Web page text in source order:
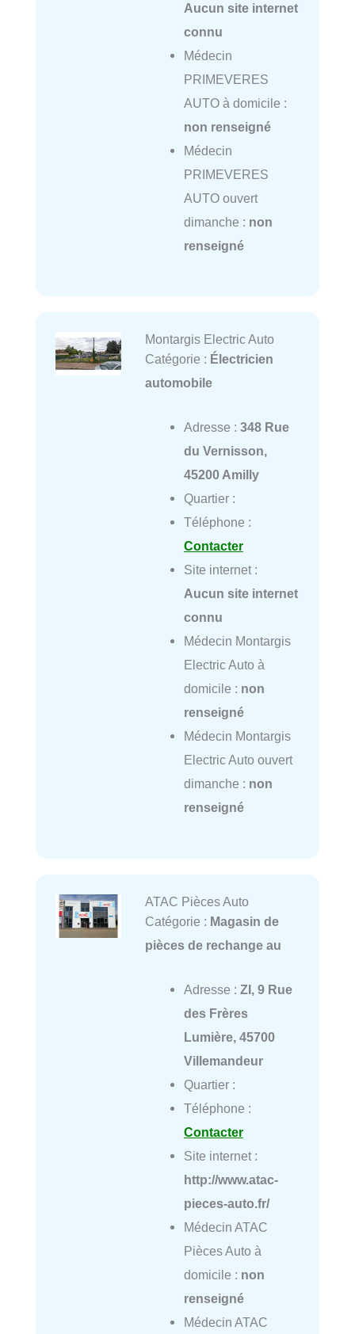
Aucun site internet
connu
Médecin
PRIMEVERES
AUTO à domicile :
non renseigné
Médecin
PRIMEVERES
AUTO ouvert
dimanche : non
renseigné
Montargis Electric Auto
Catégorie : Électricien
automobile
Adresse : 348 Rue
du Vernisson,
45200 Amilly
Quartier :
Téléphone :
Contacter
Site internet :
Aucun site internet
connu
Médecin Montargis
Electric Auto à
domicile : non
renseigné
Médecin Montargis
Electric Auto ouvert
dimanche : non
renseigné
ATAC Pièces Auto
Catégorie : Magasin de
pièces de rechange au
Adresse : ZI, 9 Rue
des Frères
Lumière, 45700
Villemandeur
Quartier :
Téléphone :
Contacter
Site internet :
http://www.atac-
pieces-auto.fr/
Médecin ATAC
Pièces Auto à
domicile : non
renseigné
Médecin ATAC